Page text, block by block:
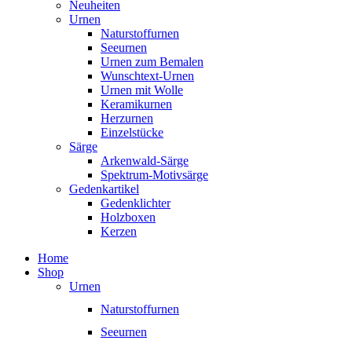
Neuheiten
Urnen
Naturstoffurnen
Seeurnen
Urnen zum Bemalen
Wunschtext-Urnen
Urnen mit Wolle
Keramikurnen
Herzurnen
Einzelstücke
Särge
Arkenwald-Särge
Spektrum-Motivsärge
Gedenkartikel
Gedenklichter
Holzboxen
Kerzen
Home
Shop
Urnen
Naturstoffurnen
Seeurnen